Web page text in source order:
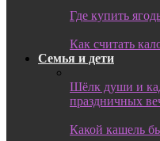
Где купить
Как считать
Семья и дети
Шёлк души и
праздничных
Какой кашель